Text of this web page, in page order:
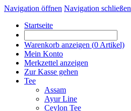
Navigation öffnen Navigation schließen
Startseite
Warenkorb anzeigen (0 Artikel)
Mein Konto
Merkzettel anzeigen
Zur Kasse gehen
Tee
Assam
Ayur Line
Ceylon Tee